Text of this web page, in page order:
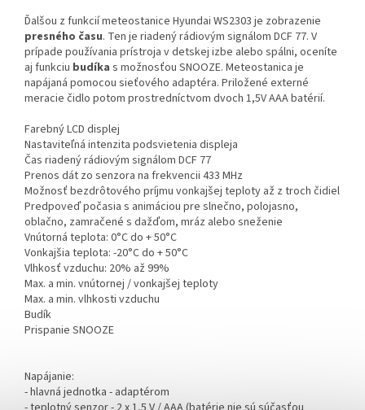
Ďalšou z funkcií meteostanice Hyundai WS2303 je zobrazenie
presného času. Ten je riadený rádiovým signálom DCF 77. V
prípade používania prístroja v detskej izbe alebo spálni, oceníte
aj funkciu budíka s možnosťou SNOOZE. Meteostanica je
napájaná pomocou sieťového adaptéra. Priložené externé
meracie čidlo potom prostredníctvom dvoch 1,5V AAA batérií.
Farebný LCD displej
Nastaviteľná intenzita podsvietenia displeja
Čas riadený rádiovým signálom DCF 77
Prenos dát zo senzora na frekvencii 433 MHz
Možnosť bezdrôtového príjmu vonkajšej teploty až z troch čidiel
Predpoveď počasia s animáciou pre slnečno, polojasno,
oblačno, zamračené s dažďom, mráz alebo sneženie
Vnútorná teplota: 0°C do + 50°C
Vonkajšia teplota: -20°C do + 50°C
Vlhkosť vzduchu: 20% až 99%
Max. a min. vnútornej / vonkajšej teploty
Max. a min. vlhkosti vzduchu
Budík
Prispanie SNOOZE
Napájanie:
- hlavná jednotka - adaptérom